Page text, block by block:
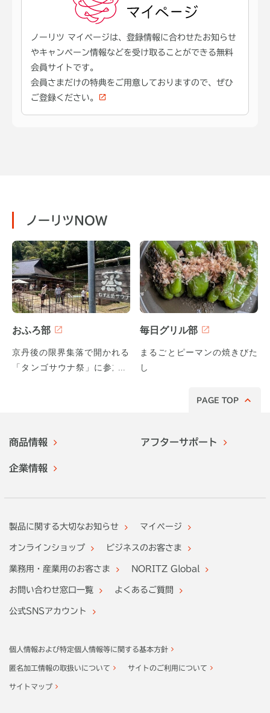
ノーリツ マイページは、登録情報に合わせたお知らせ
やキャンペーン情報などを受け取ることができる無料
会員サイトです。
会員さまだけの特典をご用意しておりますので、ぜひ
ご登録ください。
ノーリツNOW
おふろ部
京丹後の限界集落で開かれる
「タンゴサウナ祭」に参加し
毎日グリル部
まるごとピーマンの焼きびた
し
PAGE TOP
商品情報 アフターサポート
企業情報
製品に関する大切なお知らせ マイページ
オンラインショップ ビジネスのお客さま
業務用・産業用のお客さま NORITZ Global
お問い合わせ窓口一覧 よくあるご質問
公式SNSアカウント
個人情報および特定個人情報等に関する基本方針
匿名加工情報の取扱いについて サイトのご利用について
サイトマップ